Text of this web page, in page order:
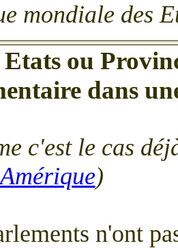
mondiale des
ou
dans
c'est le cas
)
n'ont